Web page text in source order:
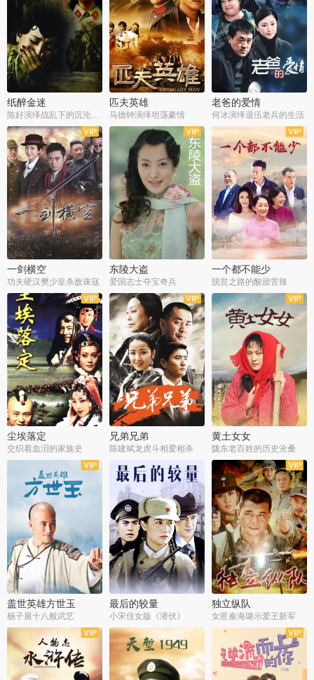
纸醉金迷 匹夫英雄
马德钟演绎坦荡豪情
老爸的爱情
何冰演绎退伍老兵的生活
全40集
一剑横空
功夫硬汉樊少皇杀敌诛寇
全33集
东陵大盗
爱国志士夺宝奇兵
全36集
一个都不能少
脱贫之路的酸甜苦辣
全25集
尘埃落定
交织着血泪的家族史
全50集
兄弟兄弟
陈建斌龙虎斗相爱相杀
全23集
黄土女女
陇东老百姓的历史沧桑
全36集
盖世英雄方世玉
杨子展十八般武艺
全28集
最后的较量
小宋佳女版《潜伏》
全44集
独立纵队
女匪秦海璐示爱王新军
全40集
全30集 全43集